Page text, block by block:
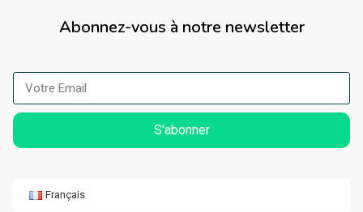
Abonnez-vous à notre newsletter
S'abonner
Français